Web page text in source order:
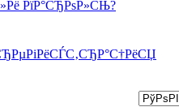
РїР°СЂРѕР»СЊ?